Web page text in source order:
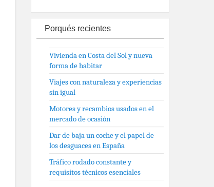
Porqués recientes
Vivienda en Costa del Sol y nueva
forma de habitar
Viajes con naturaleza y experiencias
sin igual
Motores y recambios usados en el
mercado de ocasión
Dar de baja un coche y el papel de
los desguaces en España
Tráfico rodado constante y
requisitos técnicos esenciales